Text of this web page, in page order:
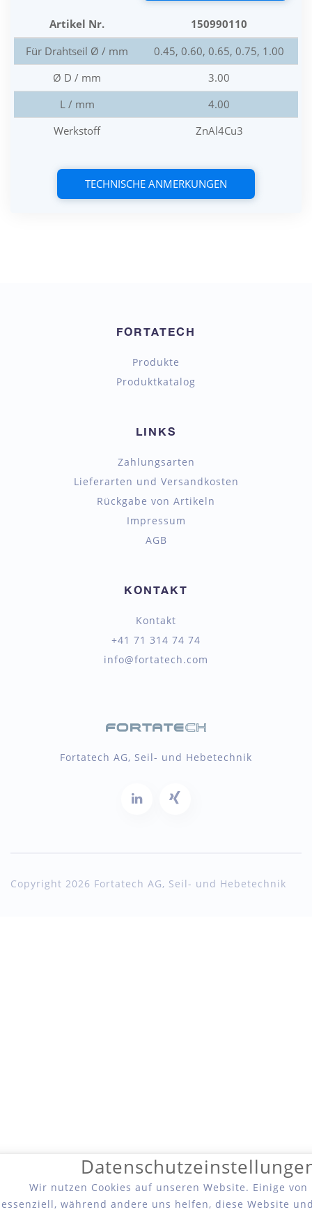
Artikel Nr.
150990110
Für Drahtseil Ø / mm
0.45, 0.60, 0.65, 0.75, 1.00
Ø D / mm
3.00
L / mm
4.00
Werkstoff
ZnAl4Cu3
TECHNISCHE ANMERKUNGEN
FORTATECH
Produkte
Produktkatalog
LINKS
Zahlungsarten
Lieferarten und Versandkosten
Rückgabe von Artikeln
Impressum
AGB
KONTAKT
Kontakt
+41 71 314 74 74
info@fortatech.com
Fortatech AG, Seil- und Hebetechnik
Copyright 2026 Fortatech AG, Seil- und Hebetechnik
Wir nutzen Cookies auf unseren Website. Einige
essenziell, während andere uns helfen, diese Website